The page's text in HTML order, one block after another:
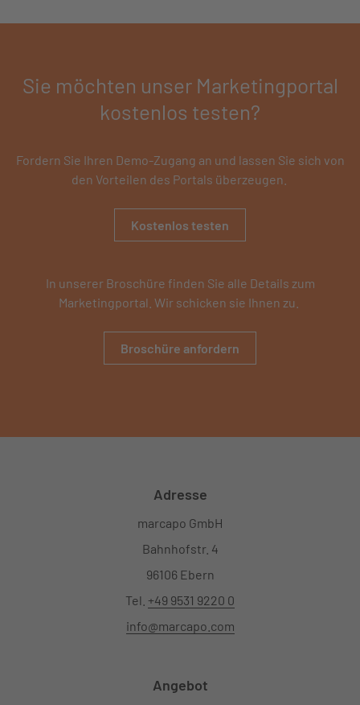
Sie möchten unser Marketingportal
kostenlos testen?
Fordern Sie Ihren Demo-Zugang an und lassen Sie sich von
den Vorteilen des Portals überzeugen.
Kostenlos testen
In unserer Broschüre finden Sie alle Details zum
Marketingportal. Wir schicken sie Ihnen zu.
Broschüre anfordern
Adresse
marcapo GmbH
Bahnhofstr. 4
96106 Ebern
Tel. +49 9531 9220 0
info@marcapo.com
Angebot